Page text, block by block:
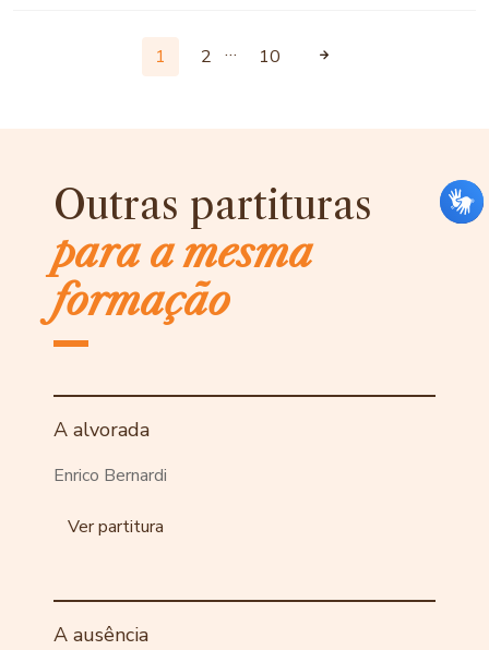
1 2 … 10
Outras partituras
para a mesma
formação
A alvorada
Enrico Bernardi
Ver partitura
A ausência